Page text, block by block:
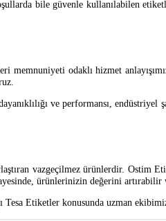
bile güvenle kullanılabilen
odaklı hizmet
ve performansı,
vazgeçilmez ürünlerdir. Ostim
ürünlerinizin değerini
Etiketler konusunda uzman